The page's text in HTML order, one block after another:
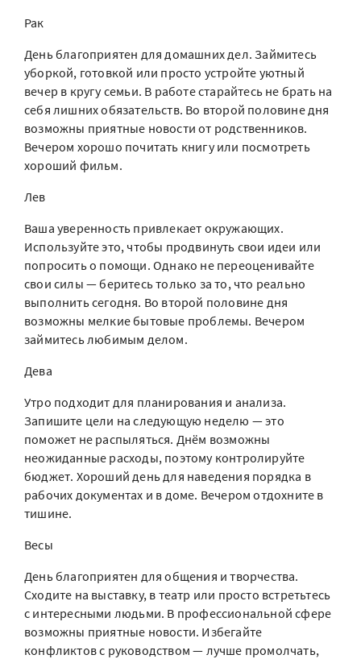
Рак
День благоприятен для домашних дел. Займитесь
уборкой, готовкой или просто устройте уютный
вечер в кругу семьи. В работе старайтесь не брать на
себя лишних обязательств. Во второй половине дня
возможны приятные новости от родственников.
Вечером хорошо почитать книгу или посмотреть
хороший фильм.
Лев
Ваша уверенность привлекает окружающих.
Используйте это, чтобы продвинуть свои идеи или
попросить о помощи. Однако не переоценивайте
свои силы — беритесь только за то, что реально
выполнить сегодня. Во второй половине дня
возможны мелкие бытовые проблемы. Вечером
займитесь любимым делом.
Дева
Утро подходит для планирования и анализа.
Запишите цели на следующую неделю — это
поможет не распыляться. Днём возможны
неожиданные расходы, поэтому контролируйте
бюджет. Хороший день для наведения порядка в
рабочих документах и в доме. Вечером отдохните в
тишине.
Весы
День благоприятен для общения и творчества.
Сходите на выставку, в театр или просто встретьтесь
с интересными людьми. В профессиональной сфере
возможны приятные новости. Избегайте
конфликтов с руководством — лучше промолчать,